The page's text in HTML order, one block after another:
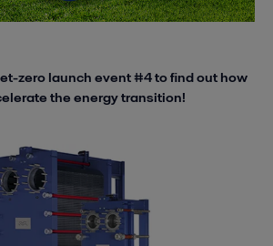
zero launch event #4 to find out how
the energy transition!